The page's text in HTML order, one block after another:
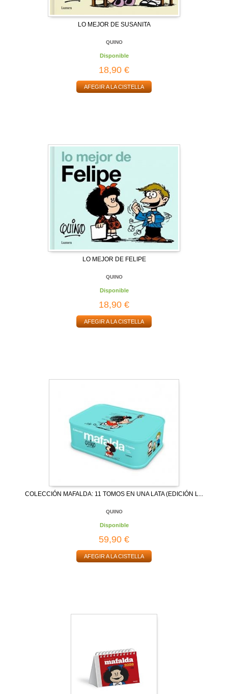
LO MEJOR DE SUSANITA
QUINO
Disponible
18,90 €
AFEGIR A LA CISTELLA
LO MEJOR DE FELIPE
QUINO
Disponible
18,90 €
AFEGIR A LA CISTELLA
COLECCIÓN MAFALDA: 11 TOMOS EN UNA LATA (EDICIÓN L...
QUINO
Disponible
59,90 €
AFEGIR A LA CISTELLA